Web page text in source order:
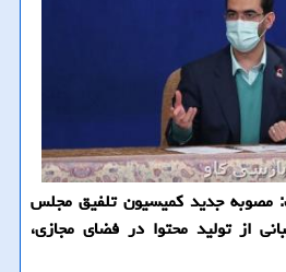
مصوبه جدید کمیسیون تلفیق مجلس
از تولید محتوا در فضای مجازی،